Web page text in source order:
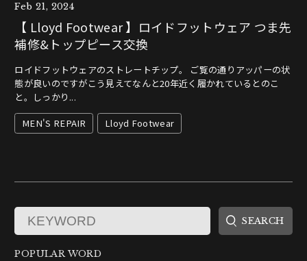
Feb 21, 2024
【 Lloyd Footwear 】ロイドフットウェア つま先
補修&トップピース交換
ロイドフットウェアのストレートチップ。 ご覧の通りアッパーの状
態が良いのですがこう見えてなんと20年近く履かれているとのこ
と。しっかり...
MEN'S REPAIR Lloyd Footwear
POPULAR WORD